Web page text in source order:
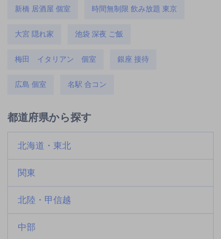
新橋 居酒屋 個室 時間無制限 飲み放題 東京
大宮 隠れ家 池袋 深夜 ご飯
梅田 イタリアン 個室 銀座 接待
広島 個室 名駅 合コン
都道府県から探す
北海道・東北
関東
北陸・甲信越
中部